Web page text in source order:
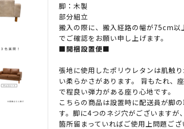
脚：木製
部分組立
搬入の際に、搬入経路の幅が75cm以
でご確認をお願い申し上げます。
■開梱設置便■
張地に使用したポリウレタンは肌触
い柔らかさがあります。 背もたれ、
で程良い弾力がある座り心地です。
こちらの商品は設置時に配送員が脚
す。脚に4つのネジ穴がございますが
箇所留まっていればご使用上問題ござ